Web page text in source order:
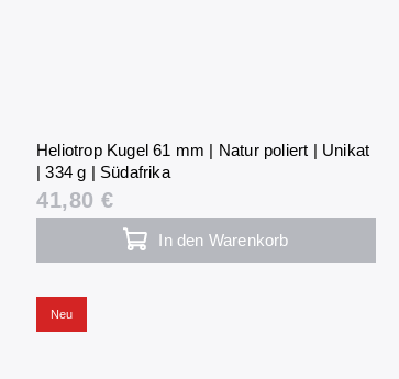
Heliotrop Kugel 61 mm | Natur poliert | Unikat
| 334 g | Südafrika
41,80 €
In den Warenkorb
Neu